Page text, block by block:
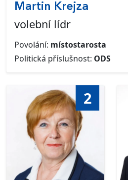
Martin Krejza
volební lídr
Povolání: místostarosta
Politická příslušnost: ODS
2